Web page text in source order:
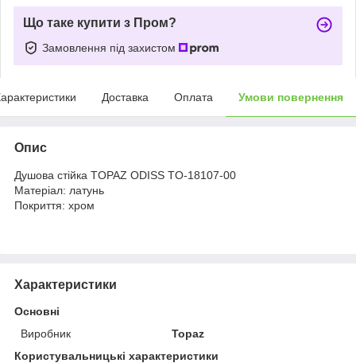
Що таке купити з Пром?
Замовлення під захистом
Доставка Оплата Умови повернення
Опис
Душова стійка TOPAZ ODISS TO-18107-00
Матеріал: латунь
Покриття: хром
Характеристики
Основні
Виробник
Topaz
Користувальницькі характеристики